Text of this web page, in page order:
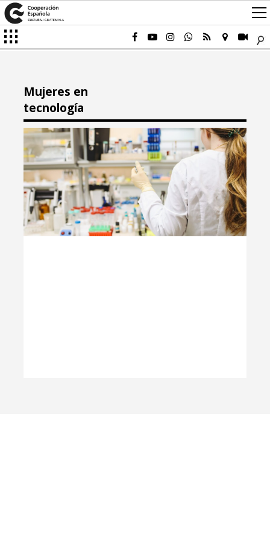
Mujeres en
tecnología